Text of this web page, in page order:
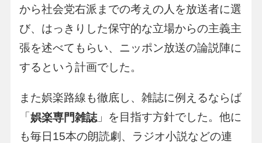
から社会党右派までの考えの人を放送者に選
び、はっきりした保守的な立場からの主義主
張を述べてもらい、ニッポン放送の論説陣に
するという計画でした。
また娯楽路線も徹底し、雑誌に例えるならば
「娯楽専門雑誌」を目指す方針でした。他に
も毎日15本の朗読劇、ラジオ小説などの連